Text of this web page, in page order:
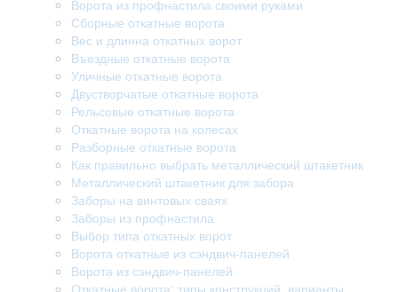
Ворота из профнастила своими руками
Сборные откатные ворота
Вес и длинна откатных ворот
Въездные откатные ворота
Уличные откатные ворота
Двустворчатые откатные ворота
Рельсовые откатные ворота
Откатные ворота на колесах
Разборные откатные ворота
Как правильно выбрать металлический штакетник
Металлический штакетник для забора
Заборы на винтовых сваях
Заборы из профнастила
Выбор типа откатных ворот
Ворота откатные из сэндвич-панелей
Ворота из сэндвич-панелей
Откатные ворота: типы конструкций, варианты